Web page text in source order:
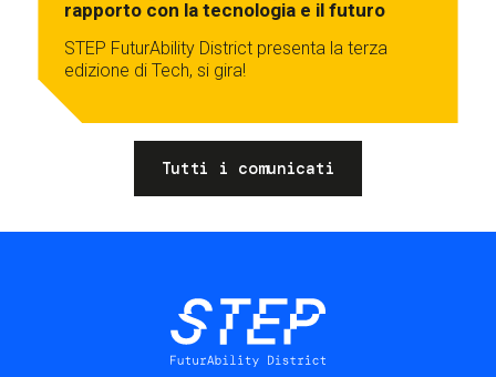
rapporto con la tecnologia e il futuro
STEP FuturAbility District presenta la terza
edizione di Tech, si gira!
Tutti i comunicati